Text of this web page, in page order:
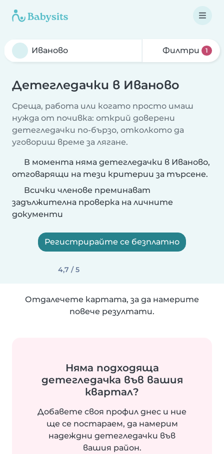
Филтри 1
Детегледачки в Иваново
Среща, работа или когато просто имаш
нужда от почивка: открий доверени
детегледачки по-бързо, отколкото да
уговориш време за лягане.
В момента няма детегледачки в Иваново,
отговарящи на тези критерии за търсене.
Всички членове преминават
задължителна проверка на личните
документи
Регистрирайте се безплатно
4,7 / 5
Отдалечете картата, за да намерите
повече резултати.
Няма подходяща
детегледачка във вашия
квартал?
Добавете своя профил днес и ние
ще се постараем, да намерим
надеждни детегледачки във
вашия район.